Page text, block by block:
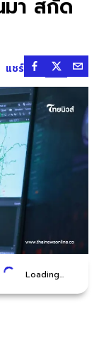
า สกัด
แชร์
Loading...